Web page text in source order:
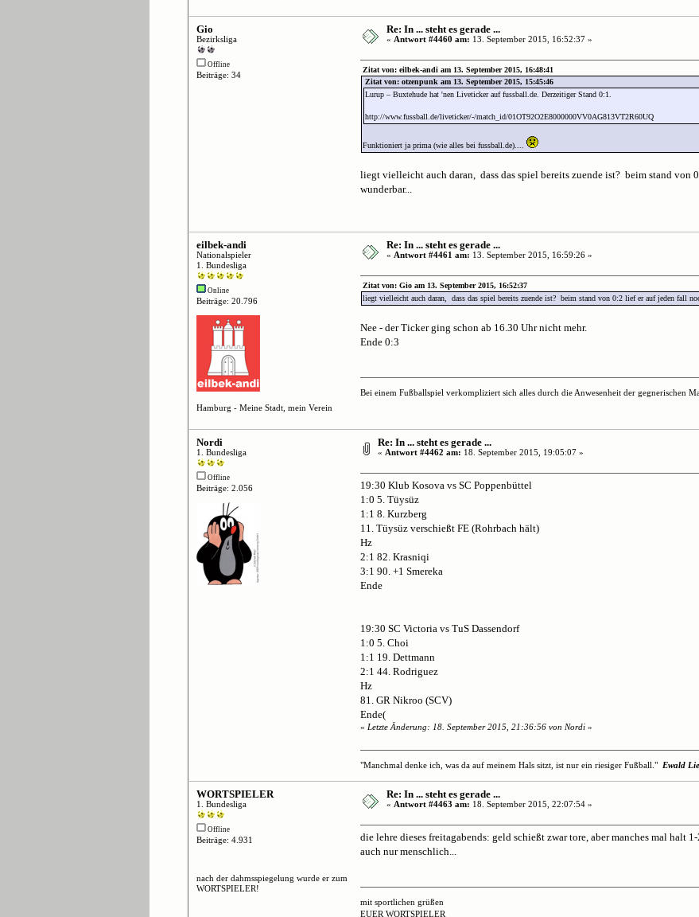
Gio
Bezirksliga
Offline
Beiträge: 34
Re: In ... steht es gerade ...
« Antwort #4460 am: 13. September 2015, 16:52:37 »
Zitat von: eilbek-andi am 13. September 2015, 16:48:41
Zitat von: otzenpunk am 13. September 2015, 15:45:46
Lurup – Buxtehude hat 'nen Liveticker auf fussball.de. Derzeitiger Stand 0:1.
http://www.fussball.de/liveticker/-/match_id/01OT92O2E8000000VV0AG813VT2R60UQ
Funktioniert ja prima (wie alles bei fussball.de)....
liegt vielleicht auch daran, dass das spiel bereits zuende ist? beim stand von
wunderbar...
eilbek-andi
Nationalspieler
1. Bundesliga
Online
Beiträge: 20.796
Hamburg - Meine Stadt, mein Verein
Re: In ... steht es gerade ...
« Antwort #4461 am: 13. September 2015, 16:59:26 »
Zitat von: Gio am 13. September 2015, 16:52:37
liegt vielleicht auch daran, dass das spiel bereits zuende ist? beim stand von 0:2 lief er auf jeden fall
Nee - der Ticker ging schon ab 16.30 Uhr nicht mehr.
Ende 0:3
Bei einem Fußballspiel verkompliziert sich alles durch die Anwesenheit der gegnerischen
Nordi
1. Bundesliga
Offline
Beiträge: 2.056
Re: In ... steht es gerade ...
« Antwort #4462 am: 18. September 2015, 19:05:07 »
19:30 Klub Kosova vs SC Poppenbüttel
1:0 5. Tüysüz
1:1 8. Kurzberg
11. Tüysüz verschießt FE (Rohrbach hält)
Hz
2:1 82. Krasniqi
3:1 90. +1 Smereka
Ende
19:30 SC Victoria vs TuS Dassendorf
1:0 5. Choi
1:1 19. Dettmann
2:1 44. Rodriguez
Hz
81. GR Nikroo (SCV)
Ende(
« Letzte Änderung: 18. September 2015, 21:36:56 von Nordi »
"Manchmal denke ich, was da auf meinem Hals sitzt, ist nur ein riesiger Fußball." Ewald
WORTSPIELER
1. Bundesliga
Offline
Beiträge: 4.931
nach der dahmsspiegelung wurde er zum
WORTSPIELER!
Re: In ... steht es gerade ...
« Antwort #4463 am: 18. September 2015, 22:07:54 »
die lehre dieses freitagabends: geld schießt zwar tore, aber manches mal halt
auch nur menschlich...
mit sportlichen grüßen
EUER WORTSPIELER